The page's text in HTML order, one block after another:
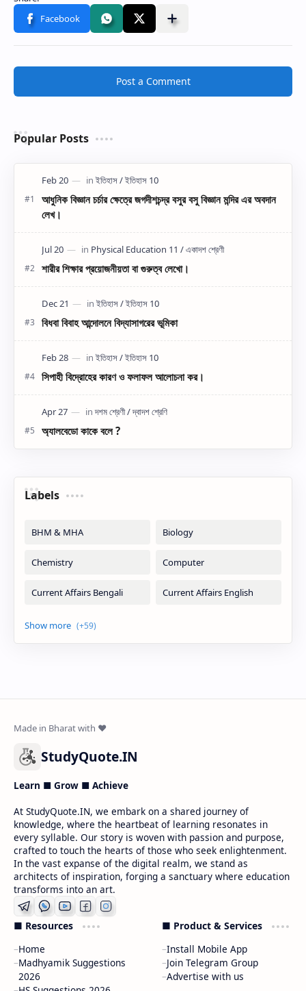
Post a Comment
Popular Posts
আধুনিক বিজ্ঞান চর্চার ক্ষেত্রে জগদীশচন্দ্র বসুর বসু বিজ্ঞান মন্দির এর অবদান
লেখ।
শারীর শিক্ষার প্রয়োজনীয়তা বা গুরুত্ব লেখো।
বিধবা বিবাহ আন্দোলনে বিদ্যাসাগরের ভূমিকা
সিপাহী বিদ্রোহের কারণ ও ফলাফল আলোচনা কর।
অ্যালবেডো কাকে বলে ?
Labels
StudyQuote.IN
Learn ■ Grow ■ Achieve
At StudyQuote.IN, we embark on a shared journey of
knowledge, where the heartbeat of learning resonates in
every syllable. Our story is woven with passion and purpose,
crafted to touch the hearts of those who seek enlightenment.
In the vast expanse of the digital realm, we stand as
architects of inspiration, forging a sanctuary where education
transforms into an art.
■ Resources
Home
Madhyamik Suggestions
2026
■ Product & Services
Install Mobile App
Join Telegram Group
Advertise with us